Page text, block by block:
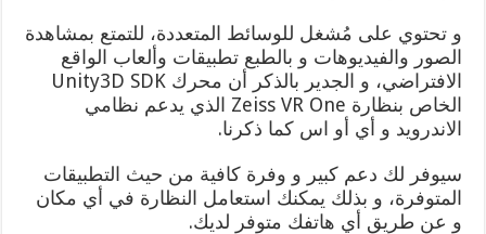
و تحتوي على مُشغل للوسائط المتعددة، للتمتع بمشاهدة
الصور والفيديوهات و بالطبع تطبيقات وألعاب الواقع
الافتراضي، و الجدير بالذكر أن محرك Unity3D SDK
الخاص بنظارة Zeiss VR One الذي يدعم نظامي
الاندرويد و أي أو اس كما ذكرنا.
سيوفر لك دعم كبير و وفرة كافية من حيث التطبيقات
المتوفرة، و بذلك يمكنك استعامل النظارة في أي مكان
و عن طريق أي هاتفك متوفر لديك.